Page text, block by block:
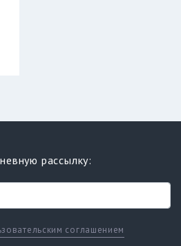
рассылку:
соглашением